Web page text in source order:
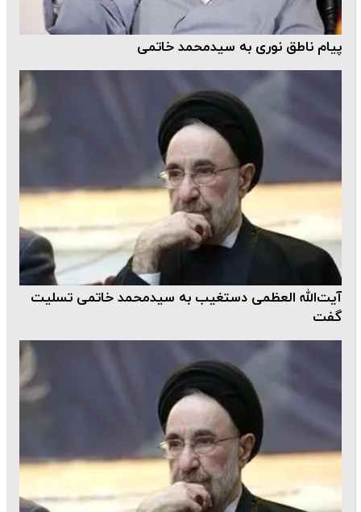
پیام ناطق نوری به سیدمحمد خاتمی
آیت‌الله العظمی دستغیب به سیدمحمد خاتمی تسلیت
گفت